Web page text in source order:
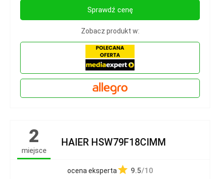
Sprawdź cenę
Zobacz produkt w:
2
miejsce
HAIER HSW79F18CIMM
ocena eksperta 9.5/10